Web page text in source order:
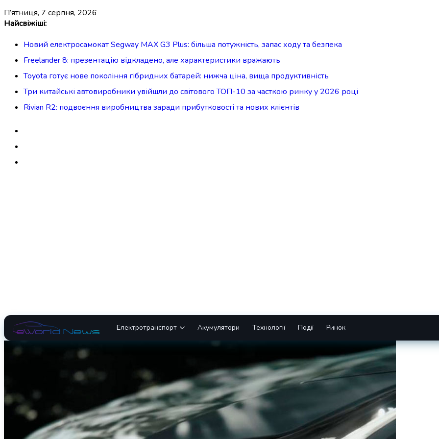
Перейти
вмісту
п’ятниця, 7 серпня, 2026
Найсвіжіші:
Новий електросамокат Segway MAX G3 Plus: більша потужність, запас ходу та безпека
Freelander 8: презентацію відкладено, але характеристики вражають
Toyota готує нове покоління гібридних батарей: нижча ціна, вища продуктивність
Три китайські автовиробники увійшли до світового ТОП-10 за часткою ринку у 2026 році
Rivian R2: подвоєння виробництва заради прибутковості та нових клієнтів
Електротранспорт Акумулятори Технології Події Ринок